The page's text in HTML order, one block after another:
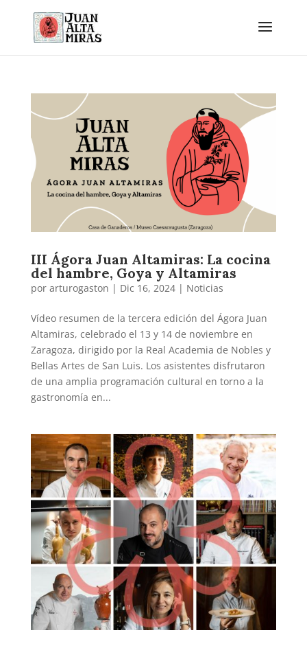
III Ágora Juan Altamiras: La cocina
del hambre, Goya y Altamiras
por arturogaston | Dic 16, 2024| Noticias
Vídeo resumen de la tercera edición del Ágora Juan
Altamiras, celebrado el 13 y 14 de noviembre en
Zaragoza, dirigido por la Real Academia de Nobles y
Bellas Artes de San Luis. Los asistentes disfrutaron
de una amplia programación cultural en torno a la
gastronomía en...